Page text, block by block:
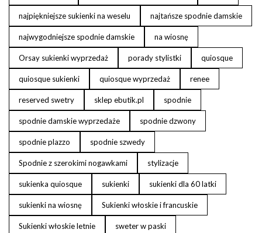
najpiękniejsze sukienki na weselu najtańsze spodnie damskie
najwygodniejsze spodnie damskie na wiosnę
Orsay sukienki wyprzedaż porady stylistki quiosque
quiosque sukienki quiosque wyprzedaż renee
reserved swetry sklep ebutik.pl spodnie
spodnie damskie wyprzedaże spodnie dzwony
spodnie plazzo spodnie szwedy
Spodnie z szerokimi nogawkami stylizacje
sukienka quiosque sukienki sukienki dla 60 latki
sukienki na wiosnę Sukienki włoskie i francuskie
Sukienki włoskie letnie sweter w paski